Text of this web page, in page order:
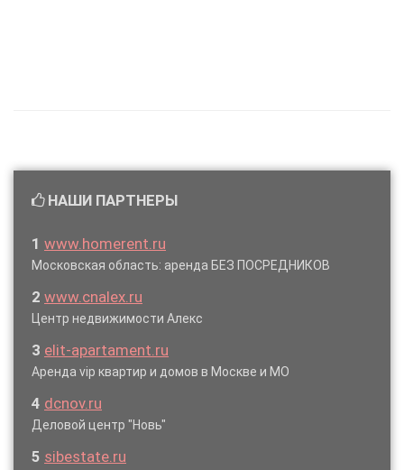
НАШИ ПАРТНЕРЫ
1 www.homerent.ru
Московская область: аренда БЕЗ ПОСРЕДНИКОВ
2 www.cnalex.ru
Центр недвижимости Алекс
3 elit-apartament.ru
Аренда vip квартир и домов в Москве и МО
4 dcnov.ru
Деловой центр "Новь"
5 sibestate.ru